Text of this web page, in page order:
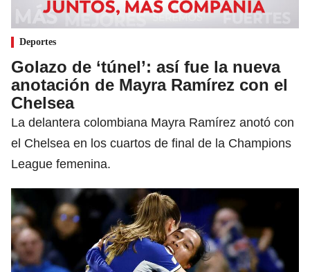
Deportes
Golazo de ‘túnel’: así fue la nueva
anotación de Mayra Ramírez con el
Chelsea
La delantera colombiana Mayra Ramírez anotó con
el Chelsea en los cuartos de final de la Champions
League femenina.